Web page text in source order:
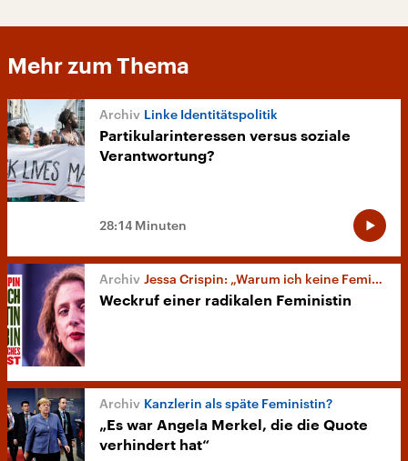
Mehr zum Thema
Linke Identitätspolitik
Partikularinteressen versus soziale
Verantwortung?
28:14 Minuten
Jessa Crispin: „Warum ich keine Feministin bin“
Weckruf einer radikalen Feministin
Kanzlerin als späte Feministin?
„Es war Angela Merkel, die die Quote
verhindert hat“